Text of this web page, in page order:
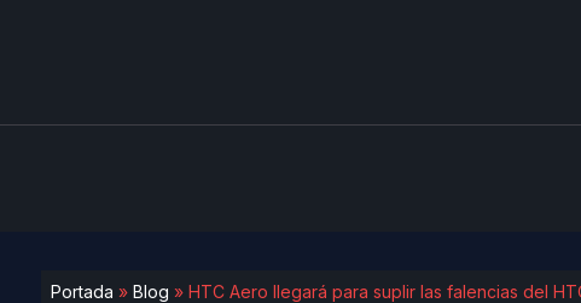
Portada » Blog » HTC Aero llegará para suplir las falencias del